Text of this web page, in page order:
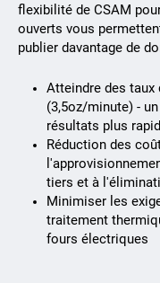
flexibilité de CSAM
ouverts vous
publier davantage de
Atteindre des
(3,5oz/minute) -
résultats plus
Réduction des
tiers et à
Minimiser les
traitement
fours électriques